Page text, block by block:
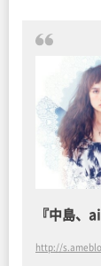
『中島、
http://